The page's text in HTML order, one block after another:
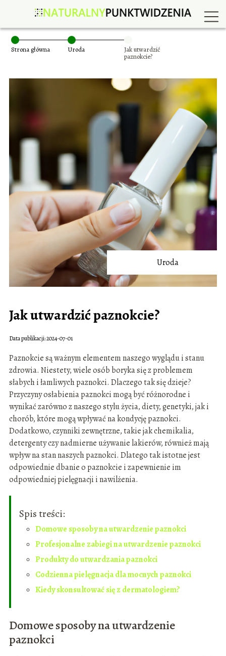
Strona główna Uroda
Jak utwardzić
paznokcie?
Uroda
Jak utwardzić paznokcie?
Data publikacji: 2024-07-01
Paznokcie są ważnym elementem naszego wyglądu i stanu
zdrowia. Niestety, wiele osób boryka się z problemem
słabych i łamliwych paznokci. Dlaczego tak się dzieje?
Przyczyny osłabienia paznokci mogą być różnorodne i
wynikać zarówno z naszego stylu życia, diety, genetyki, jak i
chorób, które mogą wpływać na kondycję paznokci.
Dodatkowo, czynniki zewnętrzne, takie jak chemikalia,
detergenty czy nadmierne używanie lakierów, również mają
wpływ na stan naszych paznokci. Dlatego tak istotne jest
odpowiednie dbanie o paznokcie i zapewnienie im
odpowiedniej pielęgnacji i nawilżenia.
Spis treści:
Domowe sposoby na utwardzenie paznokci
Profesjonalne zabiegi na utwardzenie paznokci
Produkty do utwardzania paznokci
Codzienna pielęgnacja dla mocnych paznokci
Kiedy skonsultować się z dermatologiem?
Domowe sposoby na utwardzenie
paznokci